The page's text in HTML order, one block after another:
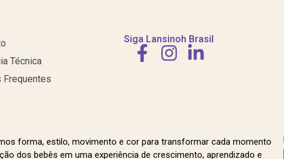
Técnica
Frequentes
Siga Lansinoh Brasil
forma, estilo, movimento e cor para transformar cada momento
dos bebês em uma experiência de crescimento, aprendizado e